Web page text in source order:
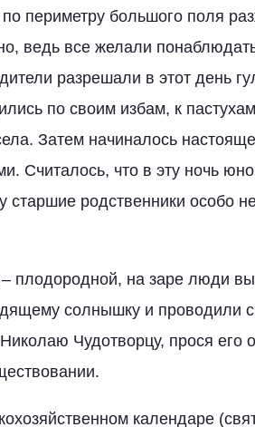
периметру большого поля
ведь все желали
разрешали в этот день
по своим избам, к
Затем начиналось
Считалось, что в эту ночь
старшие родственники особо
плодородной, на заре люди
солнышку и проводили
Чудотворцу, прося его
календаре